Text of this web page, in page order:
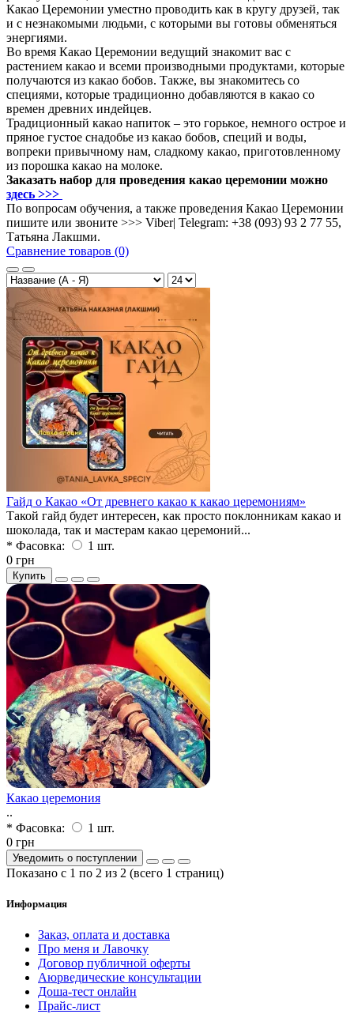
Какао Церемонии уместно проводить как в кругу друзей, так
и с незнакомыми людьми, с которыми вы готовы обменяться
энергиями.
Во время Какао Церемонии ведущий знакомит вас с
растением какао и всеми производными продуктами, которые
получаются из какао бобов. Также, вы знакомитесь со
специями, которые традиционно добавляются в какао со
времен древних индейцев.
Традиционный какао напиток – это горькое, немного острое и
пряное густое снадобье из какао бобов, специй и воды,
вопреки привычному нам, сладкому какао, приготовленному
из порошка какао на молоке.
Заказать набор для проведения какао церемонии можно
здесь >>>
По вопросам обучения, а также проведения Какао Церемонии
пишите или звоните >>> Viber| Telegram: +38 (093) 93 2 77 55,
Татьяна Лакшми.
Сравнение товаров (0)
Гайд о Какао «От древнего какао к какао церемониям»
Такой гайд будет интересен, как просто поклонникам какао и
шоколада, так и мастерам какао церемоний...
* Фасовка:
1 шт.
0 грн
Купить
Какао церемония
..
* Фасовка:
1 шт.
0 грн
Уведомить о поступлении
Показано с 1 по 2 из 2 (всего 1 страниц)
Информация
Заказ, оплата и доставка
Про меня и Лавочку
Договор публичной оферты
Аюрведические консультации
Доша-тест онлайн
Прайс-лист